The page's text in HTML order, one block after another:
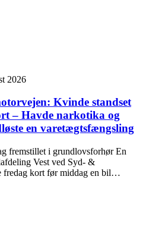
2026
Kvinde standset
– Havde narkotika og
en varetægtsfængsling
fremstillet i grundlovsforhør En
Vest ved Syd- &
fredag kort før middag en bil…